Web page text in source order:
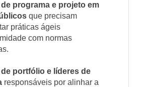
programa e projeto em
que precisam
práticas ágeis
com normas
portfólio e líderes de
responsáveis por alinhar a